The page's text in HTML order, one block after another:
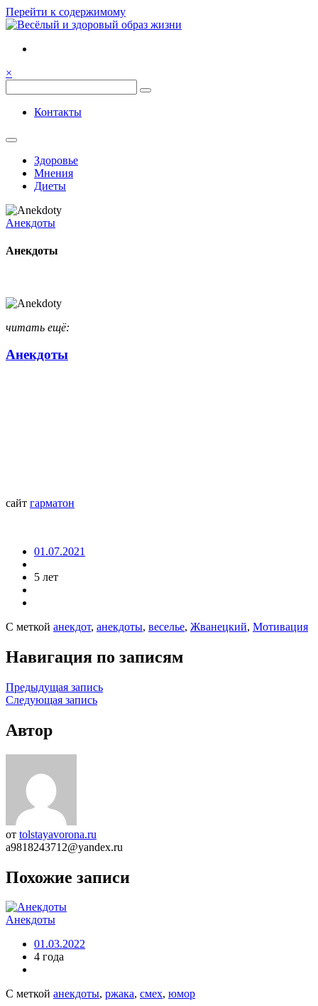
Перейти к содержимому
Весёлый и здоровый образ
жизни
Семья, общение, здоровье.
×
Весёлый и здоровый образ жизни
Контакты
Здоровье
Мнения
Диеты
Анекдоты
Анекдоты
читать ещё:
Анекдоты
сайт гарматон
01.07.2021
5 лет
С меткой анекдот, анекдоты, веселье, Жванецкий, Мотивация
Навигация по записям
Предыдущая запись
Следующая запись
Автор
от tolstayavorona.ru
a9818243712@yandex.ru
Похожие записи
Анекдоты
01.03.2022
4 года
С меткой анекдоты, ржака, смех, юмор